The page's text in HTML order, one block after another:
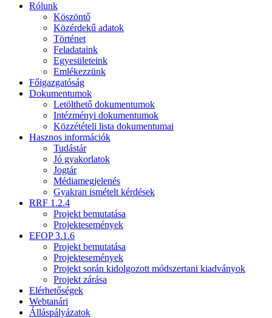
Rólunk
Köszöntő
Közérdekű adatok
Történet
Feladataink
Egyesületeink
Emlékezzünk
Főigazgatóság
Dokumentumok
Letölthető dokumentumok
Intézményi dokumentumok
Közzétételi lista dokumentumai
Hasznos információk
Tudástár
Jó gyakorlatok
Jogtár
Médiamegjelenés
Gyakran ismételt kérdések
RRF 1.2.4
Projekt bemutatása
Projektesemények
EFOP 3.1.6
Projekt bemutatása
Projektesemények
Projekt során kidolgozott módszertani kiadványok
Projekt zárása
Elérhetőségek
Webtanári
Álláspályázatok